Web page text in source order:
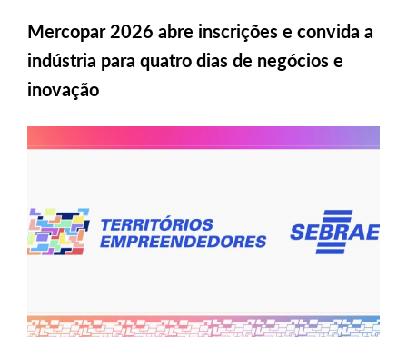
Mercopar 2026 abre inscrições e convida a
indústria para quatro dias de negócios e
inovação